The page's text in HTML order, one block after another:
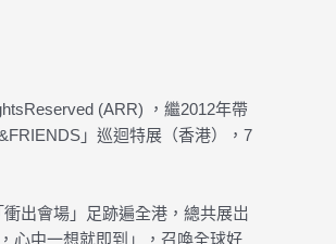
(ARR) ，繼2012年帶
」巡迴特展（香港），7
出會場」足跡遍全港，總共展岀
心中一想就即到」，召喚全球好